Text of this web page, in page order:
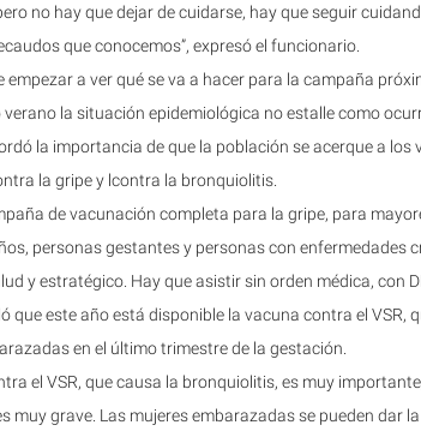
no hay que dejar de cuidarse, hay que seguir
que conocemos”, expresó el funcionario.
empezar a ver qué se va a hacer para la campaña
verano la situación epidemiológica no estalle como
la importancia de que la población se acerque a
la gripe y lcontra la bronquiolitis.
de vacunación completa para la gripe, para
personas gestantes y personas con enfermedades
y estratégico. Hay que asistir sin orden médica, con
que este año está disponible la vacuna contra el VSR,
en el último trimestre de la gestación.
el VSR, que causa la bronquiolitis, es muy
muy grave. Las mujeres embarazadas se pueden dar